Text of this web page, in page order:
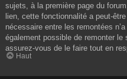
sujets, à la première page du
lien, cette fonctionnalité a peut-
nécessaire entre les remontées
également possible de remonter
assurez-vous de le faire tout en
Haut